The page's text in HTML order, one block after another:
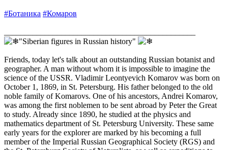
#Ботаника #Комаров
"Siberian figures in Russian history"
Friends, today let's talk about an outstanding Russian botanist and
geographer. A man without whom it is impossible to imagine the
science of the USSR. Vladimir Leontyevich Komarov was born on
October 1, 1869, in St. Petersburg. His father belonged to the old
noble family of Komarovs. One of his ancestors, Andrei Komarov,
was among the first noblemen to be sent abroad by Peter the Great
to study. Already since 1890, he studied at the physics and
mathematics department of St. Petersburg University. These same
early years for the explorer are marked by his becoming a full
member of the Imperial Russian Geographical Society (RGS) and